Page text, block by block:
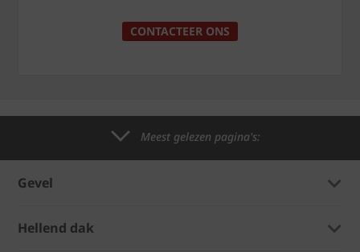
CONTACTEER ONS
Meest gelezen pagina's:
Gevel
Hellend dak